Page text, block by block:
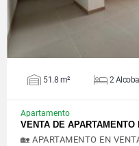
51.8 m² 2
Apartamento
VENTA DE
🏡 APARTAMENTO EN